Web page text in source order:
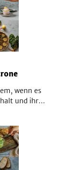
wenn es
und ihre
Küche